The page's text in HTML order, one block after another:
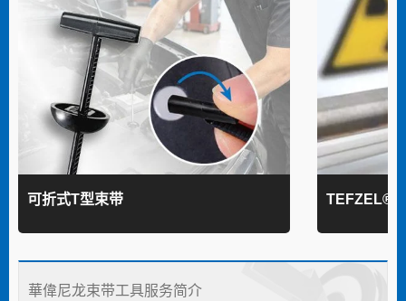
可折式T型束带 TEFZEL®
華偉尼龙束带工具服务简介